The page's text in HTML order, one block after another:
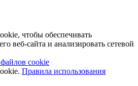
чтобы обеспечивать
веб-сайта и анализировать сетевой
cookie
Правила использования